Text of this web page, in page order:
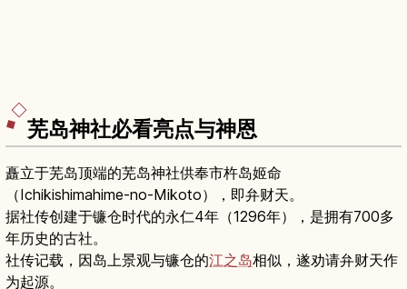
芜岛神社必看亮点与神恩
矗立于芜岛顶端的芜岛神社供奉市杵岛姬命
（Ichikishimahime-no-Mikoto），即弁财天。
据社传创建于镰仓时代的永仁4年（1296年），是拥有700多
年历史的古社。
社传记载，因岛上景观与镰仓的江之岛相似，遂劝请弁财天作
为起源。